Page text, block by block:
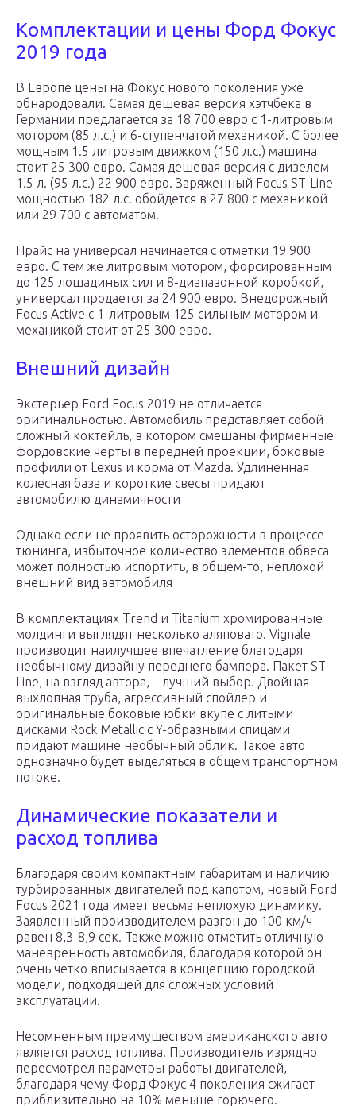
Комплектации и цены Форд Фокус
2019 года
В Европе цены на Фокус нового поколения уже
обнародовали. Самая дешевая версия хэтчбека в
Германии предлагается за 18 700 евро с 1-литровым
мотором (85 л.с.) и 6-ступенчатой механикой. С более
мощным 1.5 литровым движком (150 л.с.) машина
стоит 25 300 евро. Самая дешевая версия с дизелем
1.5 л. (95 л.с.) 22 900 евро. Заряженный Focus ST-Line
мощностью 182 л.с. обойдется в 27 800 с механикой
или 29 700 с автоматом.
Прайс на универсал начинается с отметки 19 900
евро. С тем же литровым мотором, форсированным
до 125 лошадиных сил и 8-диапазонной коробкой,
универсал продается за 24 900 евро. Внедорожный
Focus Active с 1-литровым 125 сильным мотором и
механикой стоит от 25 300 евро.
Внешний дизайн
Экстерьер Ford Focus 2019 не отличается
оригинальностью. Автомобиль представляет собой
сложный коктейль, в котором смешаны фирменные
фордовские черты в передней проекции, боковые
профили от Lexus и корма от Mazda. Удлиненная
колесная база и короткие свесы придают
автомобилю динамичности
Однако если не проявить осторожности в процессе
тюнинга, избыточное количество элементов обвеса
может полностью испортить, в общем-то, неплохой
внешний вид автомобиля
В комплектациях Trend и Titanium хромированные
молдинги выглядят несколько аляповато. Vignale
производит наилучшее впечатление благодаря
необычному дизайну переднего бампера. Пакет ST-
Line, на взгляд автора, – лучший выбор. Двойная
выхлопная труба, агрессивный спойлер и
оригинальные боковые юбки вкупе с литыми
дисками Rock Metallic с Y-образными спицами
придают машине необычный облик. Такое авто
однозначно будет выделяться в общем транспортном
потоке.
Динамические показатели и
расход топлива
Благодаря своим компактным габаритам и наличию
турбированных двигателей под капотом, новый Ford
Focus 2021 года имеет весьма неплохую динамику.
Заявленный производителем разгон до 100 км/ч
равен 8,3-8,9 сек. Также можно отметить отличную
маневренность автомобиля, благодаря которой он
очень четко вписывается в концепцию городской
модели, подходящей для сложных условий
эксплуатации.
Несомненным преимуществом американского авто
является расход топлива. Производитель изрядно
пересмотрел параметры работы двигателей,
благодаря чему Форд Фокус 4 поколения сжигает
приблизительно на 10% меньше горючего.